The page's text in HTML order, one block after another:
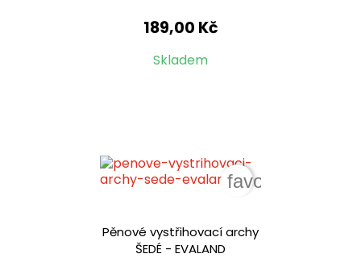
189,00 Kč
Skladem
Pěnové vystřihovací archy
ŠEDÉ - EVALAND
favorite_border